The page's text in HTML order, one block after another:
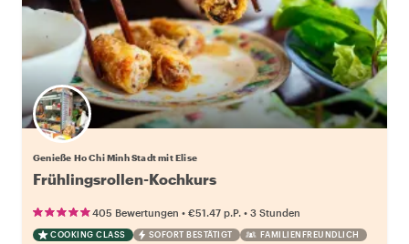
Genieße Ho Chi Minh Stadt mit Elise
Frühlingsrollen-Kochkurs
405 Bewertungen • €51.47 p.P. • 3 Stunden
COOKING CLASS SOFORT BESTÄTIGT FAMILIENFREUNDLICH